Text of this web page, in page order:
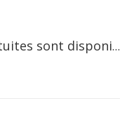
Des étiquettes OEKO-TEX gratuites sont disponibles